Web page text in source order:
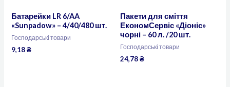
Батарейки LR 6/AA
«Sunpadow» – 4/40/480 шт.
Господарські товари
9,18₴
Пакети для сміття
ЕкономСервіс «Діоніс»
чорні – 60 л. /20 шт.
Господарські товари
24,78₴